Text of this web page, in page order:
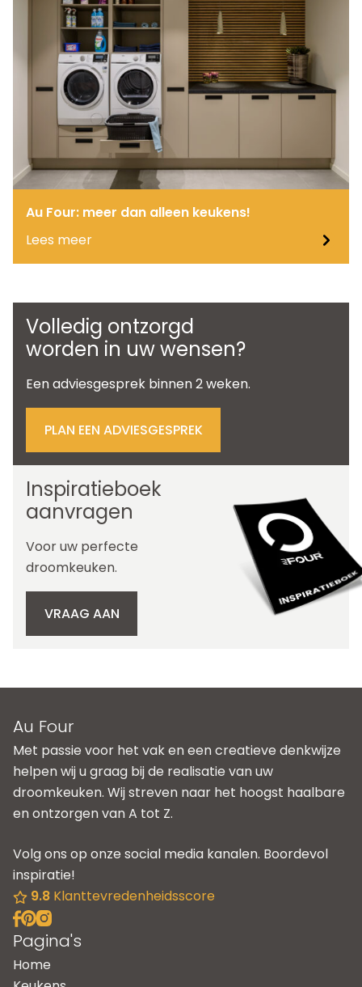
Au Four: meer dan alleen keukens!
Lees meer
Volledig ontzorgd
worden in uw wensen?
Een adviesgesprek binnen 2 weken.
PLAN EEN ADVIESGESPREK
Inspiratieboek
aanvragen
Voor uw perfecte
droomkeuken.
VRAAG AAN
Au Four
Met passie voor het vak en een creatieve denkwijze
helpen wij u graag bij de realisatie van uw
droomkeuken. Wij streven naar het hoogst haalbare
en ontzorgen van A tot Z.
Volg ons op onze social media kanalen. Boordevol
inspiratie!
9.8 Klanttevredenheidsscore
Pagina's
Home